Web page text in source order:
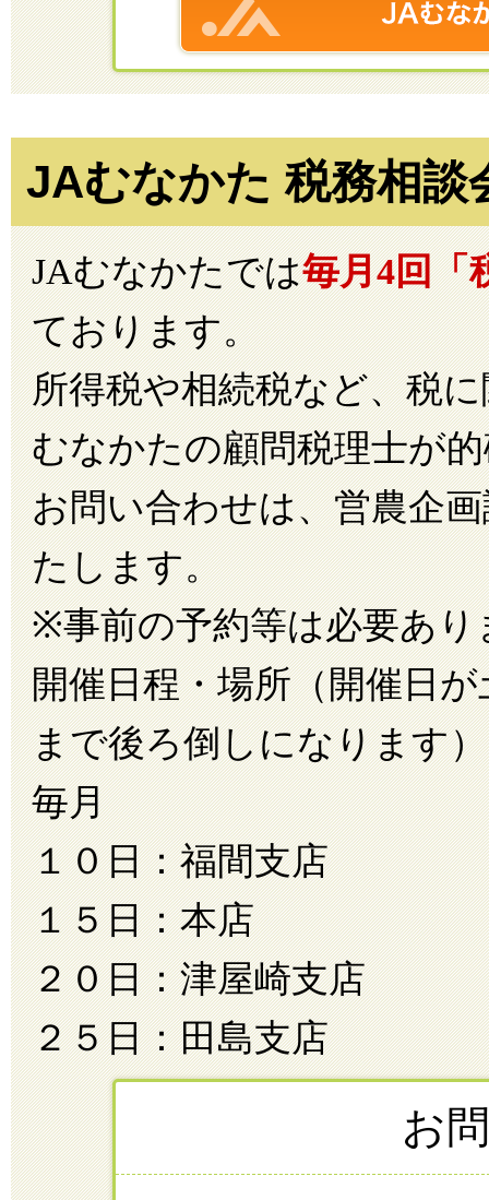
JAむなかた 税務相談
JAむなかたでは毎月4回「
ております。
所得税や相続税など、税
むなかたの顧問税理士が
お問い合わせは、営農企
たします。
※事前の予約等は必要あり
開催日程・場所（開催日
まで後ろ倒しになります）
毎月
１０日：福間支店
１５日：本店
２０日：津屋崎支店
２５日：田島支店
お